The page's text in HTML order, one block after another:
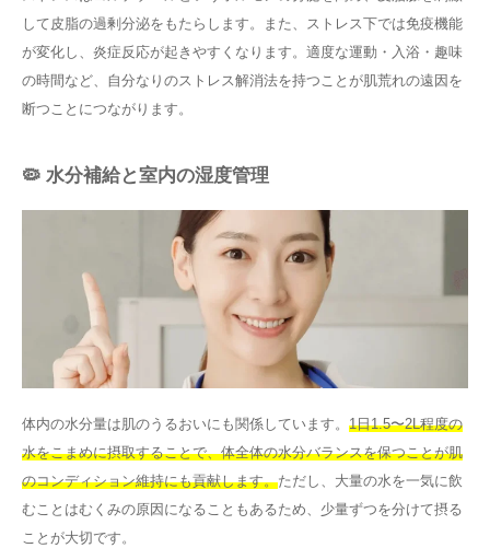
して皮脂の過剰分泌をもたらします。また、ストレス下では免疫機能
が変化し、炎症反応が起きやすくなります。適度な運動・入浴・趣味
の時間など、自分なりのストレス解消法を持つことが肌荒れの遠因を
断つことにつながります。
🦠 水分補給と室内の湿度管理
体内の水分量は肌のうるおいにも関係しています。 1日1.5〜2L程度の
水をこまめに摂取することで、体全体の水分バランスを保つことが肌
のコンディション維持にも貢献します。ただし、大量の水を一気に飲
むことはむくみの原因になることもあるため、少量ずつを分けて摂る
ことが大切です。